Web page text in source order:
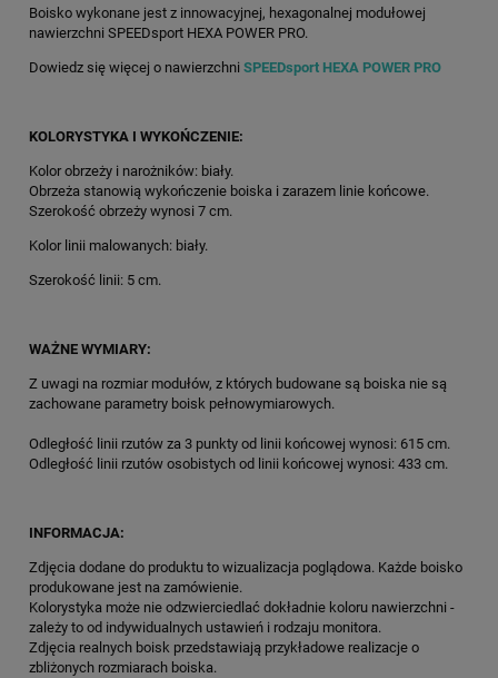
Boisko wykonane jest z innowacyjnej, hexagonalnej modułowej
nawierzchni SPEEDsport HEXA POWER PRO.
Dowiedz się więcej o nawierzchni SPEEDsport HEXA POWER PRO
KOLORYSTYKA I WYKOŃCZENIE:
Kolor obrzeży i narożników: biały.
Obrzeża stanowią wykończenie boiska i zarazem linie końcowe.
Szerokość obrzeży wynosi 7 cm.
Kolor linii malowanych: biały.
Szerokość linii: 5 cm.
WAŻNE WYMIARY:
Z uwagi na rozmiar modułów, z których budowane są boiska nie są
zachowane parametry boisk pełnowymiarowych.
Odległość linii rzutów za 3 punkty od linii końcowej wynosi: 615 cm.
Odległość linii rzutów osobistych od linii końcowej wynosi: 433 cm.
INFORMACJA:
Zdjęcia dodane do produktu to wizualizacja poglądowa. Każde boisko
produkowane jest na zamówienie.
Kolorystyka może nie odzwierciedlać dokładnie koloru nawierzchni -
zależy to od indywidualnych ustawień i rodzaju monitora.
Zdjęcia realnych boisk przedstawiają przykładowe realizacje o
zbliżonych rozmiarach boiska.